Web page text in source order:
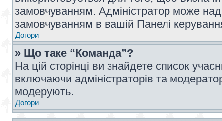
замовчуванням. Адміністратор може
замовчуванням в вашій Панелі
Догори
» Що таке “Команда”?
На цій сторінці ви знайдете список
включаючи адміністраторів та
модерують.
Догори